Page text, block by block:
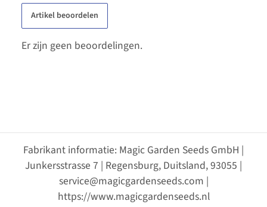
Artikel beoordelen
Er zijn geen beoordelingen.
Fabrikant informatie: Magic Garden Seeds GmbH |
Junkersstrasse 7 | Regensburg, Duitsland, 93055 |
service@magicgardenseeds.com |
https://www.magicgardenseeds.nl